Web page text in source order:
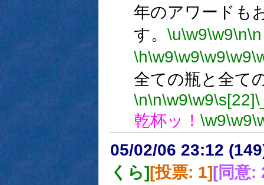
年のアワードも
す。 \u\w9\w9\n\n
\h\w9\w9\w9\w9
全ての瓶と全て
\n\n\w9\w9\s[22]
乾杯ッ！ \w9\w9
05/02/06 23:12
くら][投票: 1][同意: